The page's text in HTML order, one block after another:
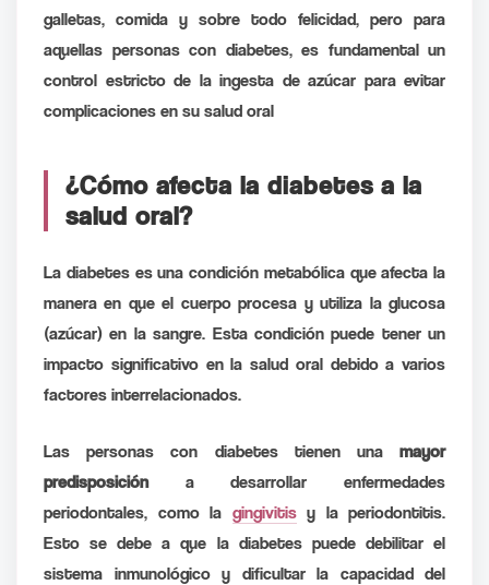
galletas, comida y sobre todo felicidad, pero para
aquellas personas con diabetes, es fundamental un
control estricto de la ingesta de azúcar para evitar
complicaciones en su salud oral
¿Cómo afecta la diabetes a la
salud oral?
La diabetes es una condición metabólica que afecta la
manera en que el cuerpo procesa y utiliza la glucosa
(azúcar) en la sangre. Esta condición puede tener un
impacto significativo en la salud oral debido a varios
factores interrelacionados.
Las personas con diabetes tienen una mayor
predisposicióna desarrollar enfermedades
periodontales, como la gingivitisy la periodontitis.
Esto se debe a que la diabetes puede debilitar el
sistema inmunológico y dificultar la capacidad del